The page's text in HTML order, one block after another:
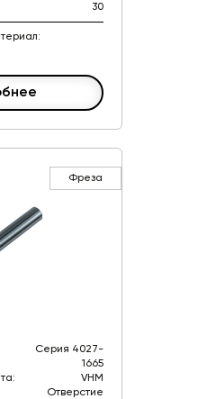
30
Фреза
Серия 4027-
1665
VHM
Отверстие